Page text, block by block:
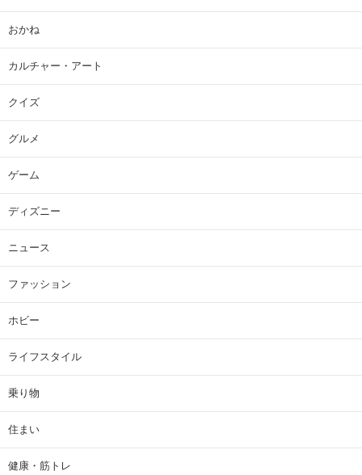
おかね
カルチャー・アート
クイズ
グルメ
ゲーム
ディズニー
ニュース
ファッション
ホビー
ライフスタイル
乗り物
住まい
健康・筋トレ